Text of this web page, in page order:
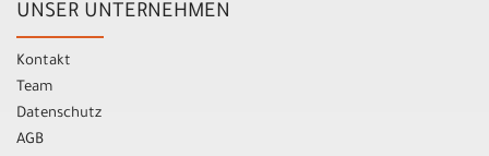
UNSER UNTERNEHMEN
Kontakt
Team
Datenschutz
AGB